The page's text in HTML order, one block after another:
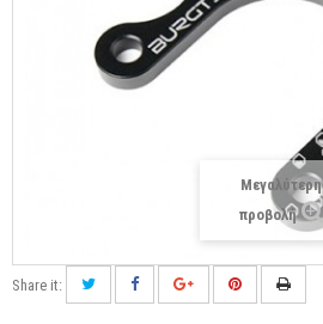
Μεγαλύτερη
προβολή
Share it: